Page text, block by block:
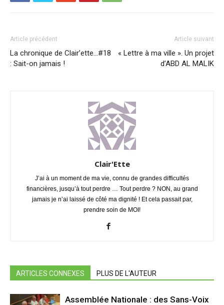
Article précédent
La chronique de Clair’ette…#18
: Sait-on jamais !
Article suivant
« Lettre à ma ville ». Un projet
d’ABD AL MALIK
Clair'Ette
J’ai à un moment de ma vie, connu de grandes difficultés
financières, jusqu’à tout perdre … Tout perdre ? NON, au grand
jamais je n’ai laissé de côté ma dignité ! Et cela passait par,
prendre soin de MOI!
ARTICLES CONNEXES PLUS DE L'AUTEUR
Assemblée Nationale : des Sans-Voix